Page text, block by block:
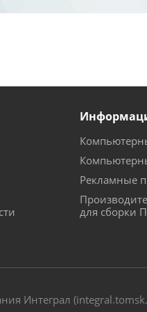
Рекламные
для сборки
Интеграл